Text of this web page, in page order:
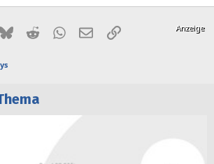
BlueskyRedditWhatsApp
E-MailLink